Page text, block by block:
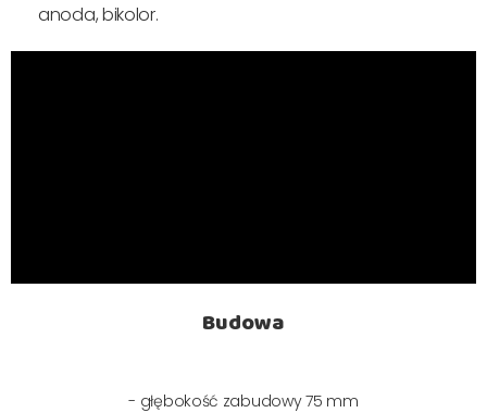
anoda, bikolor.
Budowa
- głębokość zabudowy 75 mm